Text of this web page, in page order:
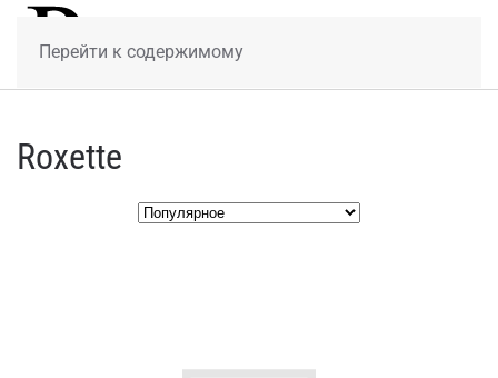
Перейти к содержимому
Roxette